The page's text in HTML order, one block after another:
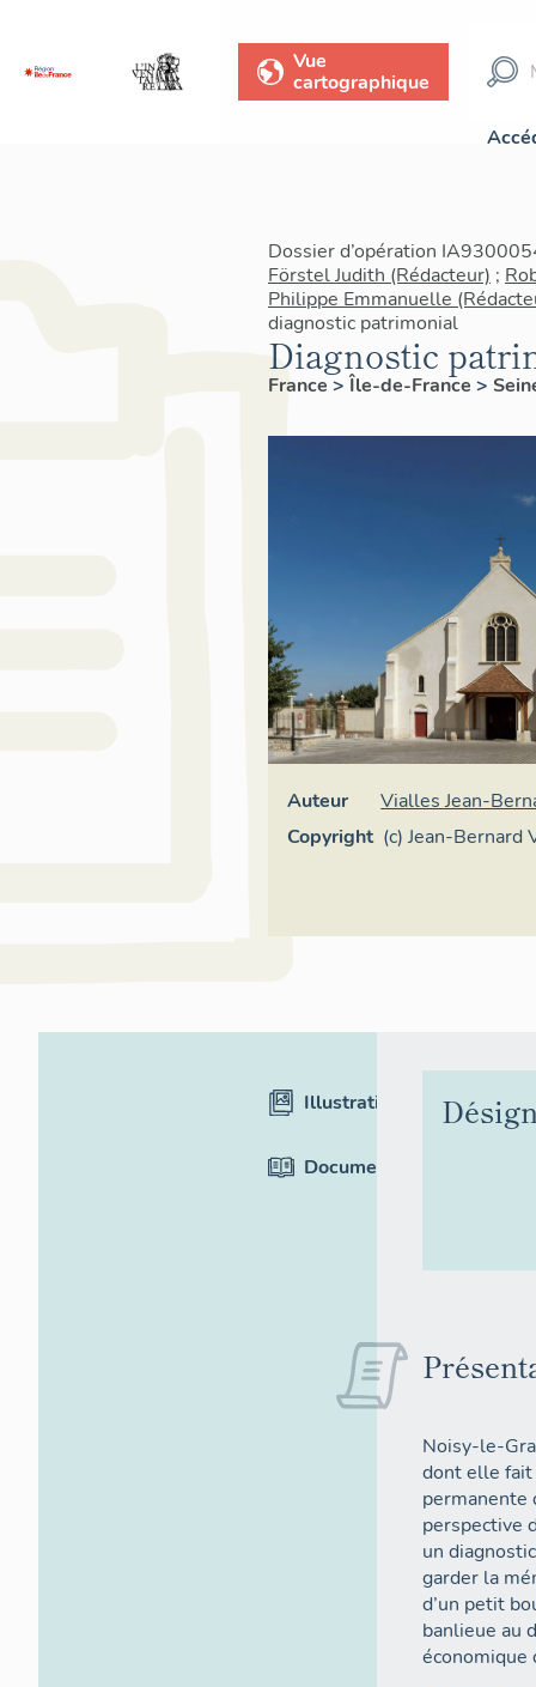
Vue
cartographique
Dossier d’opération
Förstel Judith (Rédacteur) ;
Philippe Emmanuelle
diagnostic patrimonial
Diagnostic
France > Île-de-France >
Auteur
Vialles Jean-
Copyright (c) Jean-Bernard
Illustrations
Documentation
Noisy-le-
dont elle
permanente
perspective
un
garder la
d’un petit
banlieue au